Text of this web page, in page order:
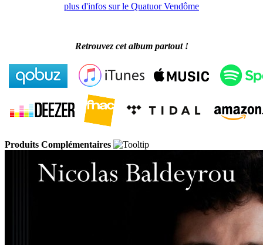
plus d'infos sur le Quatuor Vendôme
Retrouvez cet album partout !
Produits Complémentaires